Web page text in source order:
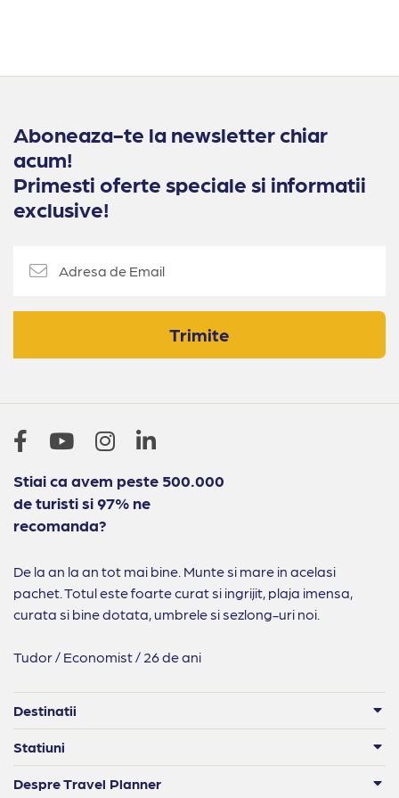
Aboneaza-te la newsletter chiar
acum!
Primesti oferte speciale si informatii
exclusive!
Trimite
Stiai ca avem peste 500.000
de turisti si 97% ne
recomanda?
De la an la an tot mai bine. Munte si mare in acelasi
pachet. Totul este foarte curat si ingrijit, plaja imensa,
curata si bine dotata, umbrele si sezlong-uri noi.
Tudor / Economist / 26 de ani
Destinatii
Statiuni
Despre Travel Planner